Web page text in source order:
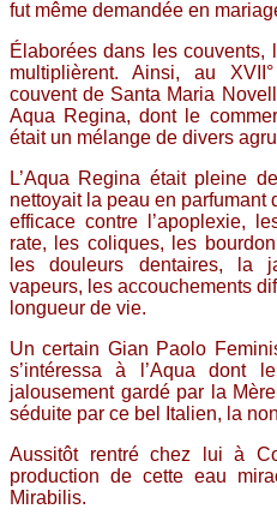
fut même demandée en
Élaborées dans les
multiplièrent. Ainsi, au
couvent de Santa Maria
Aqua Regina, dont le
était un mélange de divers
L’Aqua Regina était pleine
nettoyait la peau en parfumant
efficace contre l’apoplexie,
rate, les coliques, les
les douleurs dentaires, la
vapeurs, les accouchements
longueur de vie.
Un certain Gian Paolo
s’intéressa à l’Aqua dont
jalousement gardé par la
séduite par ce bel Italien, la
Aussitôt rentré chez lui à
production de cette eau
Mirabilis.